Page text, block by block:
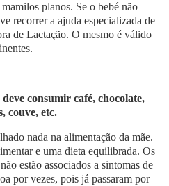
planos. Se o bebé não
recorrer a ajuda especializada de
de Lactação. O mesmo é válido
consumir café, chocolate,
couve, etc.
nada na alimentação da mãe.
e uma dieta equilibrada. Os
estão associados a sintomas de
por vezes, pois já passaram por